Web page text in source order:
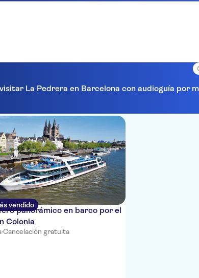
La Pedrera en Barcelona con audioguía por
vendido
panorámico en barco por el
Colonia
·Cancelación gratuita